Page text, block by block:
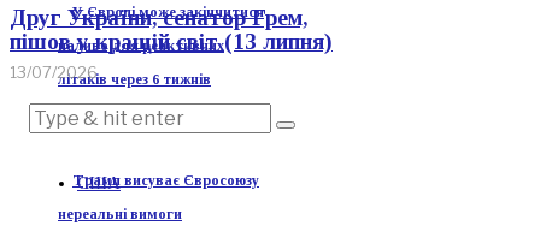
У Європі може закінчитися
паливо для реактивних
літаків через 6 тижнів
Трамп висуває Євросоюзу
нереальні вимоги
Друг України, сенатор Грем,
пішов у кращій світ (13 липня)
13/07/2026
США